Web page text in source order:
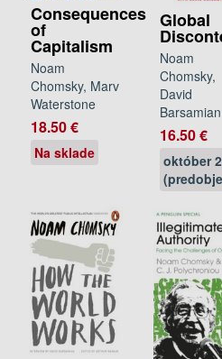
Consequences
of
Capitalism
Noam
Chomsky, Marv
Waterstone
18.50 €
Na sklade
Global
Noam
Chomsky,
David
Barsamian
16.50 €
október